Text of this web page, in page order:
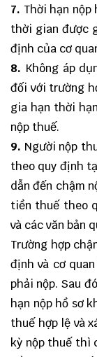
7. Thời hạn
thời gian được
định của cơ
8. Không áp
đối với trường
gia hạn thời
nộp thuế.
9. Người nộp
theo quy định
dẫn đến chậm
tiền thuế theo
và các văn bản
Trường hợp
định và cơ
phải nộp. Sau
hạn nộp hồ sơ
thuế hợp lệ và
kỳ nộp thuế thì